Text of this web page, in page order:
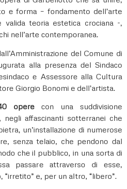
e forma – fondamento dell’arte
teoria estetica crociana -,
nell’arte contemporanea.
del Comune di
alla presenza del Sindaco
e Assessore alla Cultura
Giorgio Bonomi e dell’artista.
opere con una suddivisione
negli affascinanti sotterranei che
un’installazione di numerose
senza telaio, che pendono dal
che il pubblico, in una sorta di
passare attraverso di esse,
e, per un altro, “libero”.